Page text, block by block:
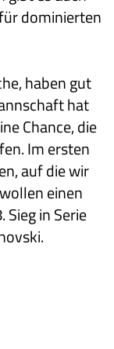
dominierten
haben gut
hat
Chance, die
Im ersten
auf die wir
einen
in Serie